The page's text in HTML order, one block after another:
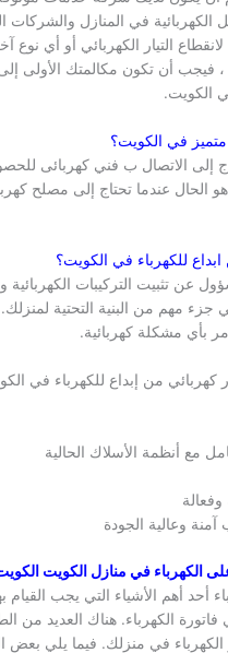
في المنازل والشركات
التيار الكهربائي أو أي نوع
، فيجب أن تكون مكالمتك الأولى
الكويت.
متميز في الكويت؟
إلى الاتصال ب فني كهربائى
الحال عندما تحتاج إلى مصلح
للكهرباء في الكويت؟
عن تثبيت التركيبات الكهربائية
جزء مهم من البنية التحتية لمنزلك.
بأي مشكلة كهربائية.
كهربائي من إبداع للكهرباء في
مع أنظمة الأسلاك الحالية
وعالية الجودة
الكهرباء في منازل الكويت
أحد أهم الأشياء التي يجب القيام
فاتورة الكهرباء. هناك العديد من
الكهرباء في منزلك. فيما يلي بعض